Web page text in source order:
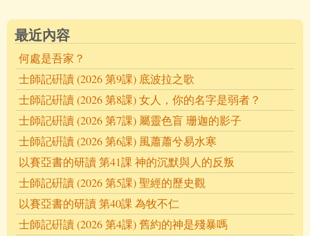
最近內容
何處是吾家？
士師記硏讀 (2026 第9課) 底波拉之歌
士師記硏讀 (2026 第8課) 女人，你的名字是弱者？
士師記硏讀 (2026 第7課) 屬靈色盲 珊迦的影子
士師記硏讀 (2026 第6課) 風蕭蕭兮易水寒
以賽亞書的研讀 第41課 神的沉默與人的反叛
士師記硏讀 (2026 第5課) 聖經的歷史觀
以賽亞書的研讀 第40課 為牧不仁
士師記硏讀 (2026 第4課) 舊約的神是殘暴嗎